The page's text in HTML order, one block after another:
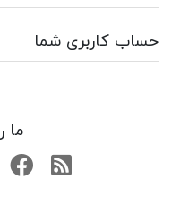
حساب کاربری شما
ما
RSS